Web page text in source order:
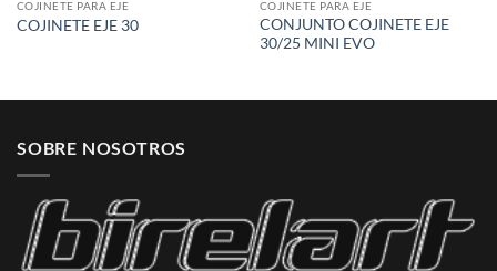
COJINETE PARA EJE
COJINETE EJE 30
COJINETE PARA EJE
CONJUNTO COJINETE EJE
30/25 MINI EVO
SOBRE NOSOTROS